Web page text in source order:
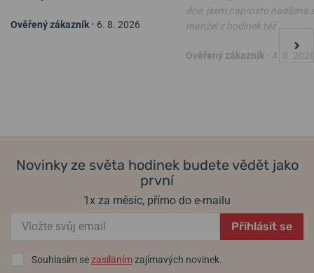
Ověřený zákazník • 6. 8. 2026
dne, jsem naprosto nadšená
manžel z hodinek též
Ověřený zákazník 4. 8.
Novinky ze světa hodinek budete vědět jako
první
1x za měsíc, přímo do e-mailu
Přihlásit se
Souhlasím sezasílánímzajímavých novinek.